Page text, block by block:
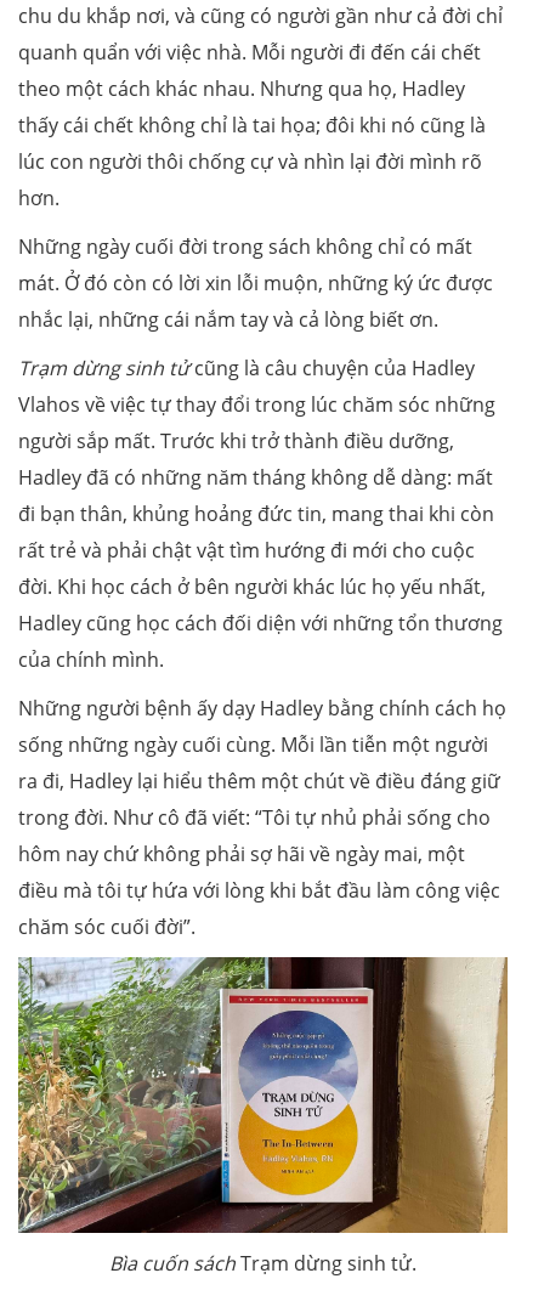
chu du khắp nơi, và cũng có người gần như cả đời chỉ
quanh quẩn với việc nhà. Mỗi người đi đến cái chết
theo một cách khác nhau. Nhưng qua họ, Hadley
thấy cái chết không chỉ là tai họa; đôi khi nó cũng là
lúc con người thôi chống cự và nhìn lại đời mình rõ
hơn.
Những ngày cuối đời trong sách không chỉ có mất
mát. Ở đó còn có lời xin lỗi muộn, những ký ức được
nhắc lại, những cái nắm tay và cả lòng biết ơn.
Trạm dừng sinh tửcũng là câu chuyện của Hadley
Vlahos về việc tự thay đổi trong lúc chăm sóc những
người sắp mất. Trước khi trở thành điều dưỡng,
Hadley đã có những năm tháng không dễ dàng: mất
đi bạn thân, khủng hoảng đức tin, mang thai khi còn
rất trẻ và phải chật vật tìm hướng đi mới cho cuộc
đời. Khi học cách ở bên người khác lúc họ yếu nhất,
Hadley cũng học cách đối diện với những tổn thương
của chính mình.
Những người bệnh ấy dạy Hadley bằng chính cách họ
sống những ngày cuối cùng. Mỗi lần tiễn một người
ra đi, Hadley lại hiểu thêm một chút về điều đáng giữ
trong đời. Như cô đã viết: “Tôi tự nhủ phải sống cho
hôm nay chứ không phải sợ hãi về ngày mai, một
điều mà tôi tự hứa với lòng khi bắt đầu làm công việc
chăm sóc cuối đời”.
Bìa cuốn sáchTrạm dừng sinh tử.